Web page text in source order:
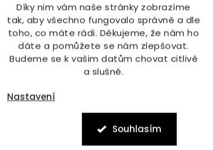
Díky nim vám naše stránky zobrazíme
tak, aby všechno fungovalo správně a dle
toho, co máte rádi. Děkujeme, že nám ho
dáte a pomůžete se nám zlepšovat.
Budeme se k vašim datům chovat citlivě
a slušně.
Nastavení
Souhlasím
Mohlo by Vás zajímat
Novinka